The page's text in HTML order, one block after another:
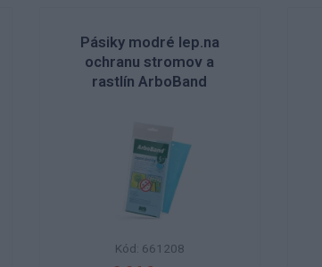
Pásiky modré lep.na
ochranu stromov a
rastlín ArboBand
Kód: 661208